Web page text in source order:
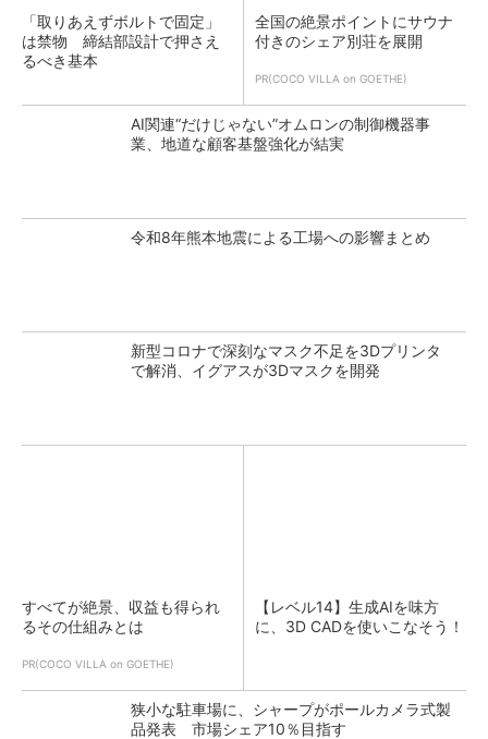
「取りあえずボルトで固定」
は禁物 締結部設計で押さえ
るべき基本
全国の絶景ポイントにサウナ
付きのシェア別荘を展開
PR(COCO VILLA on GOETHE)
AI関連“だけじゃない”オムロンの制御機器事
業、地道な顧客基盤強化が結実
令和8年熊本地震による工場への影響まとめ
新型コロナで深刻なマスク不足を3Dプリンタ
で解消、イグアスが3Dマスクを開発
すべてが絶景、収益も得られ
るその仕組みとは
PR(COCO VILLA on GOETHE)
【レベル14】生成AIを味方
に、3D CADを使いこなそう！
狭小な駐車場に、シャープがポールカメラ式製
品発表 市場シェア10％目指す